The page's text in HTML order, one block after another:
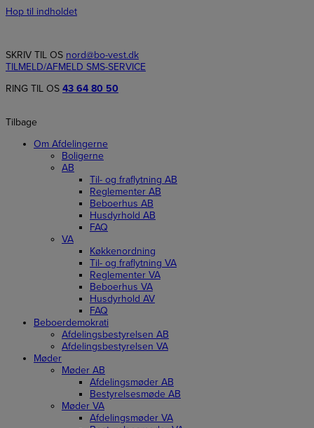
Hop til indholdet
SKRIV TIL OS nord@bo-vest.dk
TILMELD/AFMELD SMS-SERVICE
RING TIL OS 43 64 80 50
Tilbage
Om Afdelingerne
Boligerne
AB
Til- og fraflytning AB
Reglementer AB
Beboerhus AB
Husdyrhold AB
FAQ
VA
Køkkenordning
Til- og fraflytning VA
Reglementer VA
Beboerhus VA
Husdyrhold AV
FAQ
Beboerdemokrati
Afdelingsbestyrelsen AB
Afdelingsbestyrelsen VA
Møder
Møder AB
Afdelingsmøder AB
Bestyrelsesmøde AB
Møder VA
Afdelingsmøder VA